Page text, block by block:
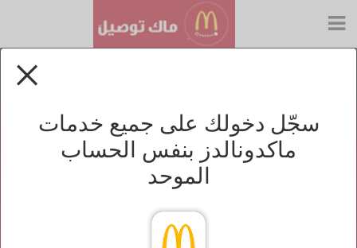
سجّل دخولك على جميع خدمات
ماكدونالدز بنفس الحساب
الموحد